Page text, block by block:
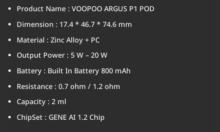
Product Name : VOOPOO ARGUS P1 POD
Dimension : 17.4 * 46.7 * 74.6 mm
Material : Zinc Alloy + PC
Output Power : 5 W – 20 W
Battery : Built In Battery 800 mAh
Resistance : 0.7 ohm / 1.2 ohm
Capacity : 2 ml
ChipSet : GENE AI 1.2 Chip